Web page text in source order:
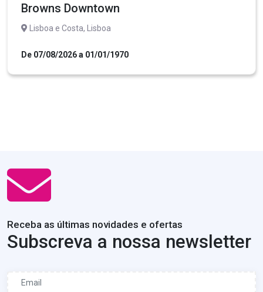
Browns Downtown
Lisboa e Costa, Lisboa
De 07/08/2026 a 01/01/1970
Receba as últimas novidades e ofertas
Subscreva a nossa newsletter